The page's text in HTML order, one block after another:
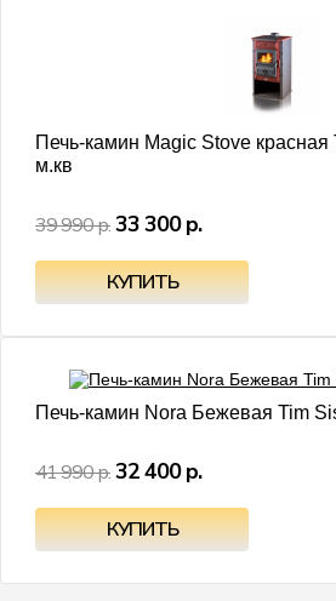
Печь-камин Magic Stove красная
м.кв
39 990 р.33 300 р.
Печь-камин Nora Бежевая Tim
41 990 р.32 400 р.